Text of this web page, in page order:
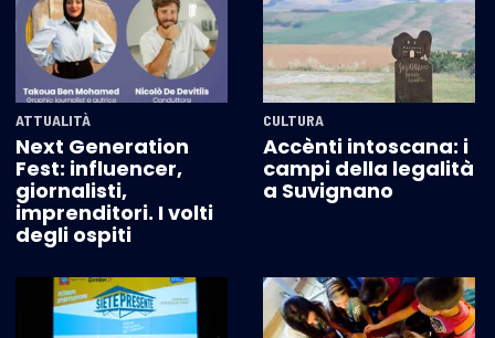
ATTUALITÀ
Next Generation
Fest: influencer,
giornalisti,
imprenditori. I volti
degli ospiti
CULTURA
Accènti intoscana: i
campi della legalità
a Suvignano